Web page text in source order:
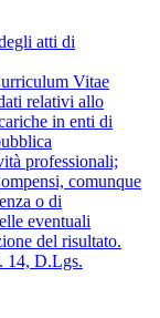
atti di
Vitae
relativi allo
in enti di
professionali;
comunque
o di
eventuali
del risultato.
14, D.Lgs.